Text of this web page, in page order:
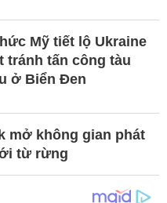
Mỹ tiết lộ Ukraine
tránh tấn công tàu
ở Biển Đen
mở không gian phát
từ rừng